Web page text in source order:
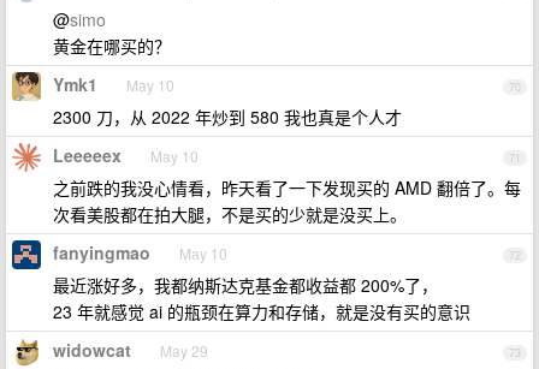
@simo
黄金在哪买的？
70
Ymk1 May 10
2300 刀，从 2022 年炒到 580 我也真是个人才
71
Leeeeex May 10
之前跌的我没心情看，昨天看了一下发现买的 AMD 翻倍了。每
次看美股都在拍大腿，不是买的少就是没买上。
72
fanyingmao May 10
最近涨好多，我都纳斯达克基金都收益都 200%了，
23 年就感觉 ai 的瓶颈在算力和存储，就是没有买的意识
73
widowcat May 29